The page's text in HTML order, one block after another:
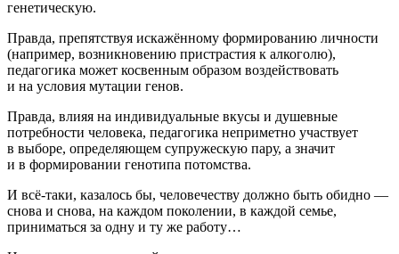
генетическую.
Правда, препятствуя искажённому формированию личности
(например, возникновению пристрастия к алкоголю),
педагогика может косвенным образом воздействовать
и на условия мутации генов.
Правда, влияя на индивидуальные вкусы и душевные
потребности человека, педагогика неприметно участвует
в выборе, определяющем супружескую пару, а значит
и в формировании генотипа потомства.
И всё-таки, казалось бы, человечеству должно быть обидно —
снова и снова, на каждом поколении, в каждой семье,
приниматься за одну и ту же работу…